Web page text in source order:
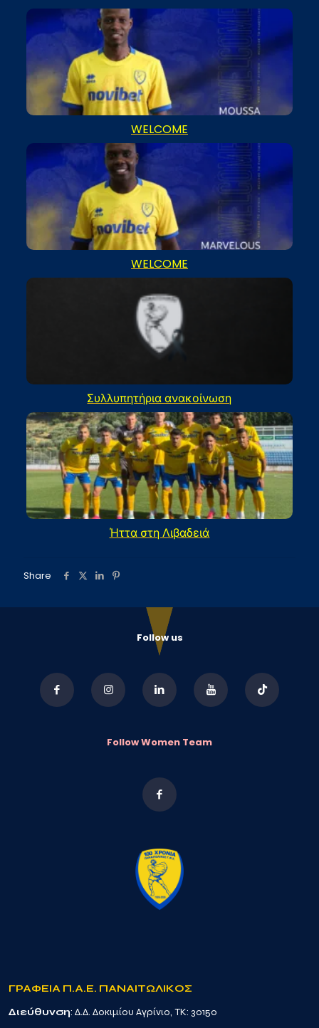
WELCOME
WELCOME
Συλλυπητήρια ανακοίνωση
Ήττα στη Λιβαδειά
Share
Follow us
Follow Women Team
ΓΡΑΦΕΙΑ Π.Α.Ε. ΠΑΝΑΙΤΩΛΙΚΟΣ
Διεύθυνση: Δ.Δ. Δοκιμίου Αγρίνιο, TK: 30150